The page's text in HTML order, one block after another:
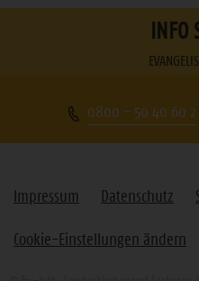
Zeichenfolge
INFO
0800 - 50 40 60 2
Impressum Datenschutz
Cookie-Einstellungen ändern